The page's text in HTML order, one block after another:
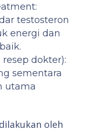
testosteron
energi dan
dokter):
sementara
utama
oleh